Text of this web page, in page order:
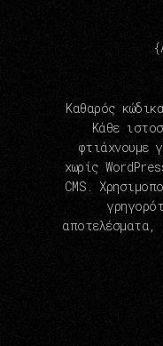
Καθαρός
Κάθε
φτιάχνουμε
χωρίς
CMS.
αποτελέσματα,